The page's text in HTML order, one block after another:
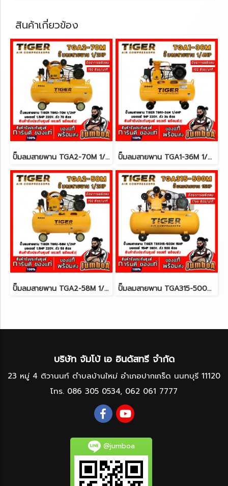
สินค้าเกี่ยวข้อง
ปั๊มลมสายพาน TGA2-70M 1/2HP 70ลิตร 220V. มอเตอร์ 1.5HP TIGER ปั๊มลมสายพาน TGA1-36M 1/4HP 36ลิตร 220V. มอเตอร์ 1HP TIGER
ปั๊มลมสายพาน TGA2-58M 1/2HP 58ลิตร 220V. มอเตอร์ 1.5HP TIGER ปั๊มลมสายพาน TGA315-500M 15HP 3สูบ 500ลิตร 380V. มอเตอร์ 15HP TIGER
บริษัท จัมโบ้ เอ อินดัสทรี จำกัด
23 หมู่ 4 ติวานนท์ ตำบลบ้านใหม่ อำเภอปากเกร็ด นนทบุรี 11120
โทร. 086 305 0534, 062 061 7777
@jumboa